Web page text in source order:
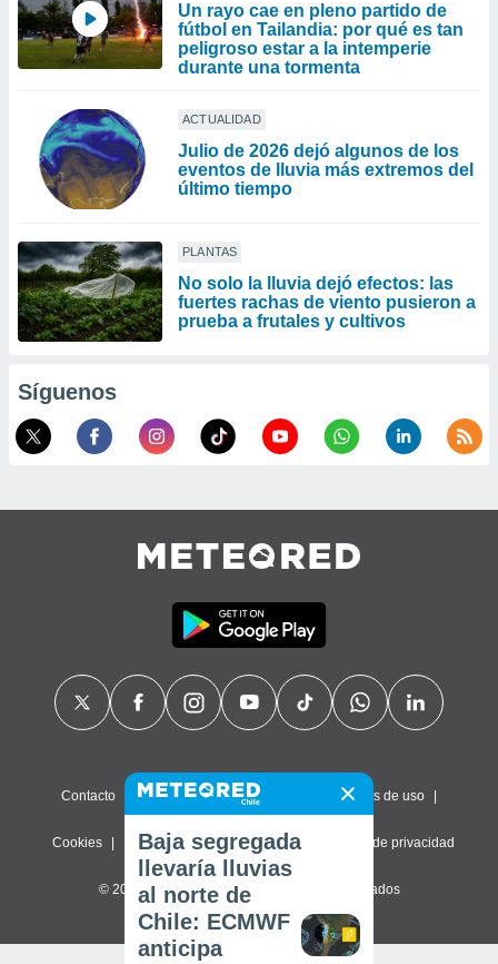
Un rayo cae en pleno partido de
fútbol en Tailandia: por qué es tan
peligroso estar a la intemperie
durante una tormenta
ACTUALIDAD
Julio de 2026 dejó algunos de los
eventos de lluvia más extremos del
último tiempo
PLANTAS
No solo la lluvia dejó efectos: las
fuertes rachas de viento pusieron a
prueba a frutales y cultivos
Síguenos
Contacto Sobre nosotros Términos de uso
Cookies Política de privacidad Configuración de privacidad
© 2026 Meteored. Todos los derechos reservados
Baja segregada
llevaría lluvias
al norte de
Chile: ECMWF
anticipa